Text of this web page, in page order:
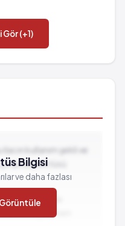
(+1)
ilacın kullanım şekli ve
prospektüsü
kullanılmaması
gereken
Bilgisi
ve daha fazlası